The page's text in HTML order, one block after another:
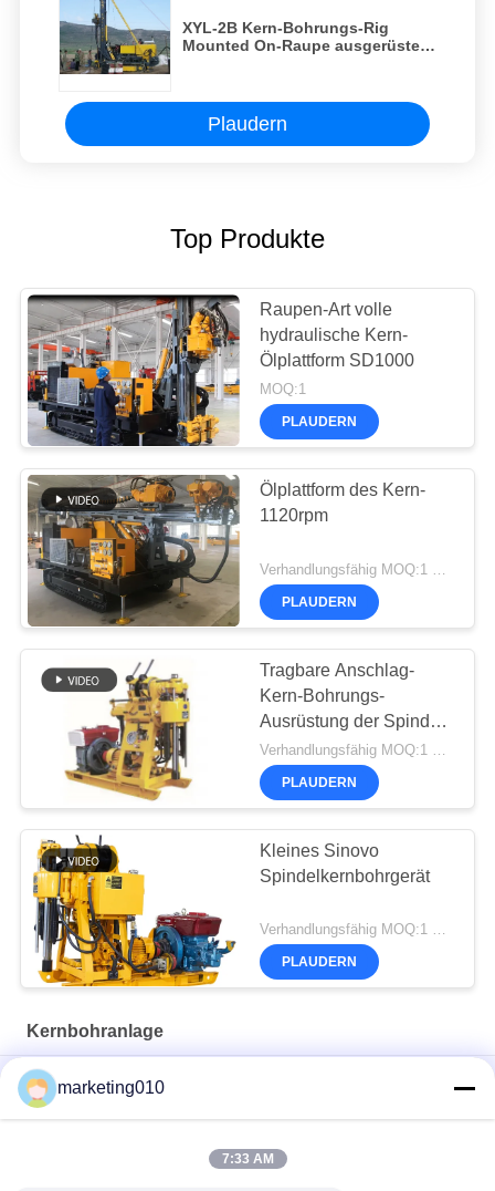
XYL-2B Kern-Bohrungs-Rig
Mounted On-Raupe ausgerüstet
Plaudern
Top Produkte
Raupen-Art volle
hydraulische Kern-
Ölplattform SD1000
MOQ:1
PLAUDERN
Ölplattform des Kern-
1120rpm
Verhandlungsfähig MOQ:1 Satz
PLAUDERN
Tragbare Anschlag-
Kern-Bohrungs-
Ausrüstung der Spindel-
100m 450mm
PLAUDERN
Kleines Sinovo
Spindelkernbohrgerät
Verhandlungsfähig MOQ:1 Satz
PLAUDERN
Kernbohranlage
SM75 Mehrzweckbohranlage
Leistungsstarke Bohrmaschine XY-6A für Bohrprojekte
XY-200 Kernbohranlage Entdecken Vielseitigkeit Erfahrung
marketing010
7:33 AM